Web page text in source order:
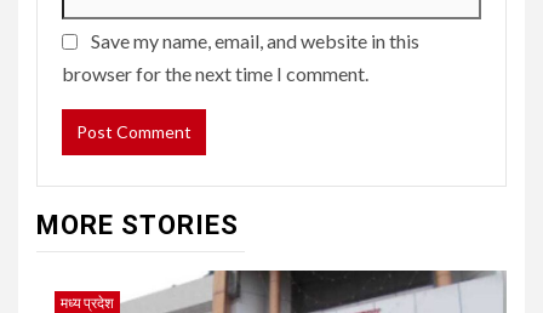
Save my name, email, and website in this
browser for the next time I comment.
MORE STORIES
मध्य प्रदेश